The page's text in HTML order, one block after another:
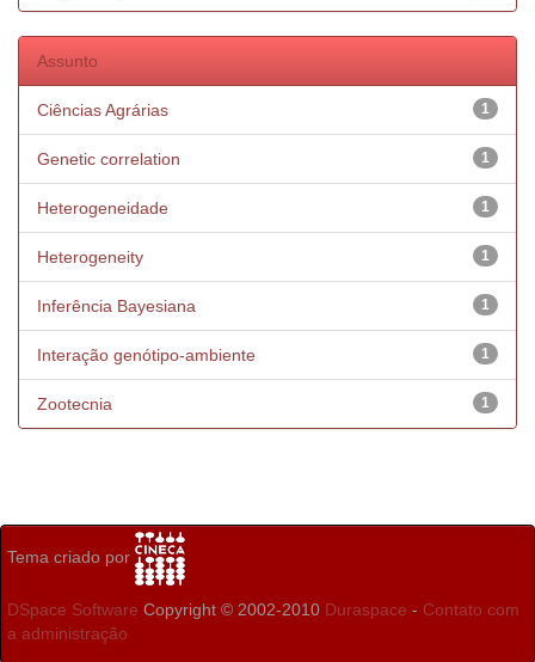
Assunto
1
Ciências Agrárias
1
Genetic correlation
1
Heterogeneidade
1
Heterogeneity
1
Inferência Bayesiana
1
Interação genótipo-ambiente
1
Zootecnia
Tema criado por
DSpace Software Copyright © 2002-2010 Duraspace - Contato com
a administração